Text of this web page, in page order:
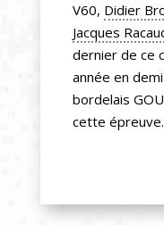
V60, Didier
Jacques
dernier de ce
année en
bordelais
cette épreuve.